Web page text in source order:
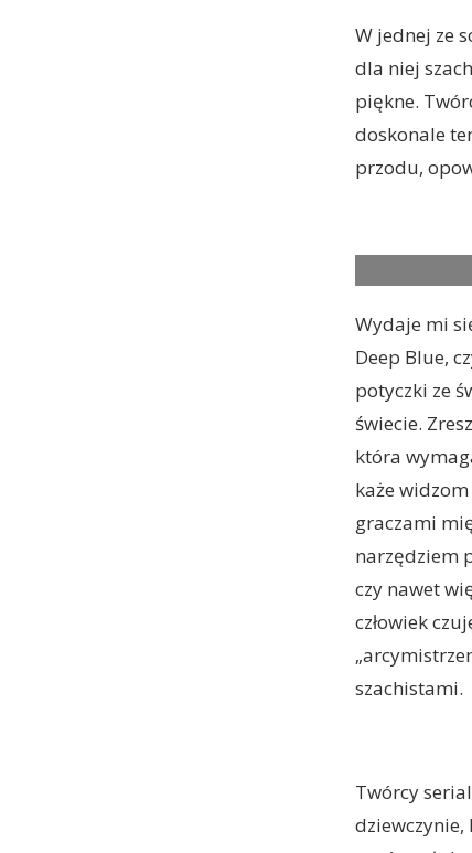
W jednej ze
dla niej
piękne.
doskonale
przodu,
Wydaje mi
Deep Blue,
potyczki ze
świecie.
która
każe
graczami
narzędziem
czy nawet
człowiek
szachistami.
Twórcy
dziewczynie,